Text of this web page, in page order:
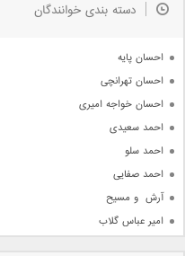
جدیدترین ها
دسته بندی خوانندگان
احسان پایه
احسان تهرانچی
احسان خواجه امیری
احمد سعیدی
احمد سلو
احمد صفایی
آرش  و مسیح
امیر عباس گلاب